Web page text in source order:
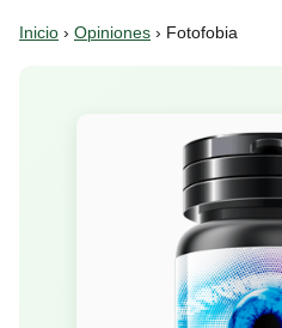
Inicio › Opiniones › Fotofobia